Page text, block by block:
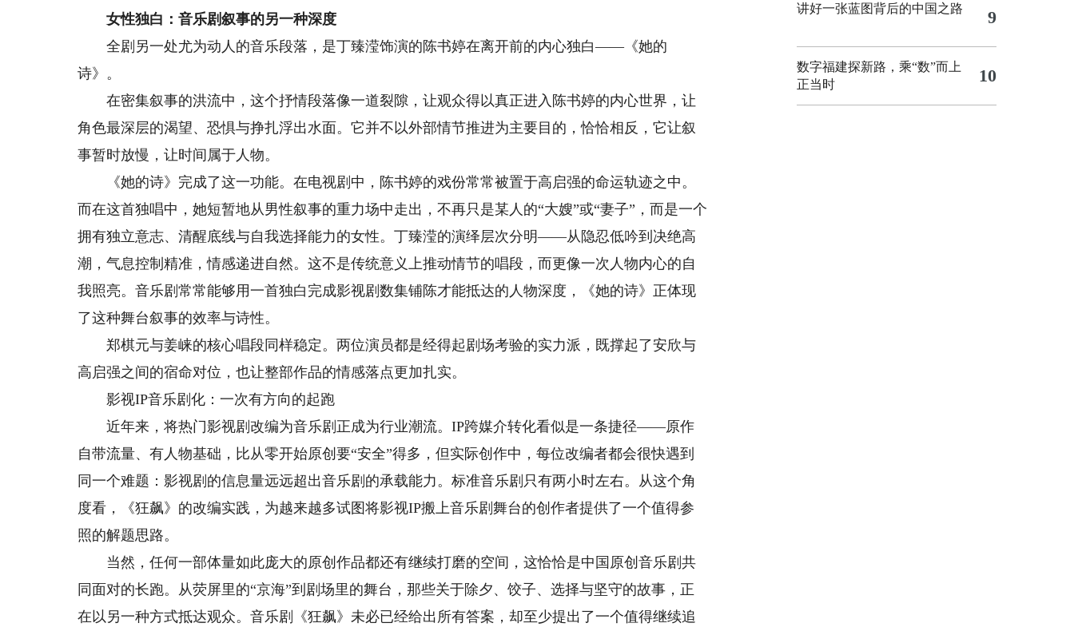
女性独白：音乐剧叙事的另一种深度
全剧另一处尤为动人的音乐段落，是丁臻滢饰演的陈书婷在离开前的内心独白——《她的
诗》。
在密集叙事的洪流中，这个抒情段落像一道裂隙，让观众得以真正进入陈书婷的内心世界，让
角色最深层的渴望、恐惧与挣扎浮出水面。它并不以外部情节推进为主要目的，恰恰相反，它让叙
事暂时放慢，让时间属于人物。
《她的诗》完成了这一功能。在电视剧中，陈书婷的戏份常常被置于高启强的命运轨迹之中。
而在这首独唱中，她短暂地从男性叙事的重力场中走出，不再只是某人的“大嫂”或“妻子”，而是一个
拥有独立意志、清醒底线与自我选择能力的女性。丁臻滢的演绎层次分明——从隐忍低吟到决绝高
潮，气息控制精准，情感递进自然。这不是传统意义上推动情节的唱段，而更像一次人物内心的自
我照亮。音乐剧常常能够用一首独白完成影视剧数集铺陈才能抵达的人物深度，《她的诗》正体现
了这种舞台叙事的效率与诗性。
郑棋元与姜崃的核心唱段同样稳定。两位演员都是经得起剧场考验的实力派，既撑起了安欣与
高启强之间的宿命对位，也让整部作品的情感落点更加扎实。
影视IP音乐剧化：一次有方向的起跑
近年来，将热门影视剧改编为音乐剧正成为行业潮流。IP跨媒介转化看似是一条捷径——原作
自带流量、有人物基础，比从零开始原创要“安全”得多，但实际创作中，每位改编者都会很快遇到
同一个难题：影视剧的信息量远远超出音乐剧的承载能力。标准音乐剧只有两小时左右。从这个角
度看，《狂飙》的改编实践，为越来越多试图将影视IP搬上音乐剧舞台的创作者提供了一个值得参
照的解题思路。
当然，任何一部体量如此庞大的原创作品都还有继续打磨的空间，这恰恰是中国原创音乐剧共
同面对的长跑。从荧屏里的“京海”到剧场里的舞台，那些关于除夕、饺子、选择与坚守的故事，正
在以另一种方式抵达观众。音乐剧《狂飙》未必已经给出所有答案，却至少提出了一个值得继续追
讲好一张蓝图背后的中国之路 9
数字福建探新路，乘“数”而上
正当时
10